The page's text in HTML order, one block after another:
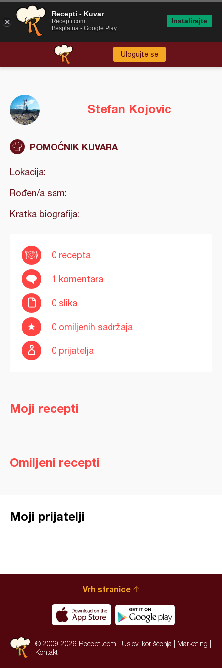
Ulogujte se
Stefan Kojovic
POMOĆNIK KUVARA
Lokacija:
Rođen/a sam:
Kratka biografija:
0 recepta
1 komentara
0 slika
0 omiljenih sadržaja
0 prijatelja
Moji recepti
Omiljeni recepti
Moji prijatelji
Vrh stranice
© 2009-2026 Recepti.com | Uslovi korišćenja Marketing
Kontakt
Recepti - Kuvar
Recepti.com
Besplatna - Google Play
Instalirajte